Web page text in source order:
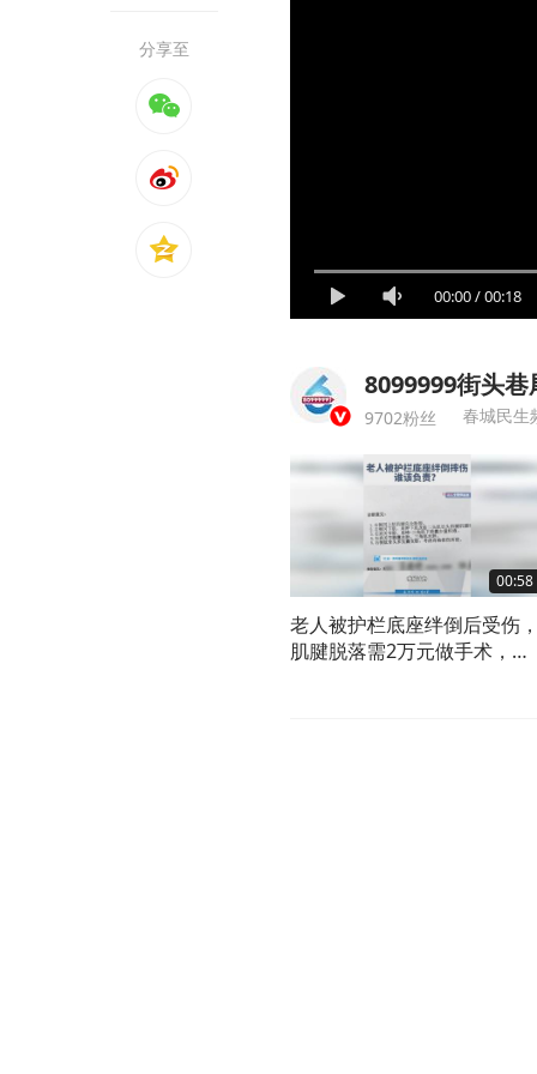
分享至
00:00/00:18
8099999街头巷
9702粉丝 春城民生
00:58
老人被护栏底座绊倒后受伤
肌腱脱落需2万元做手术，谁